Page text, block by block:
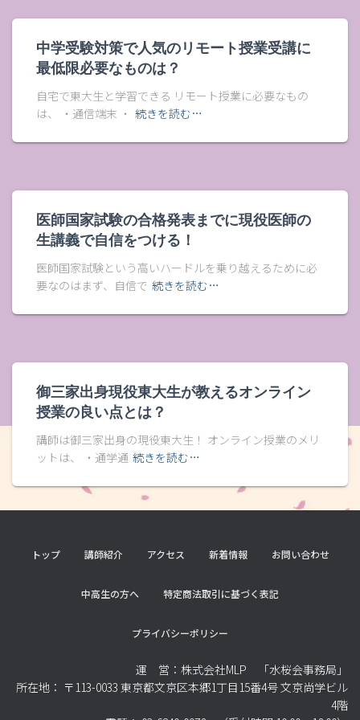
中学受験対策で人気のリモート授業受講に
最低限必要なものは？
自宅で東大生と学習できる リモート授業に必要なもの
は、 ・通信端末 ・ 続きを読む…
医師国家試験の合格発表までに現役医師の
生講義で自信をつける！
医師国家試験という高いハードルを乗り越えるために必
要なのはまず、自信で 続きを読む…
御三家出身現役東大生が教えるオンライン
授業の良い点とは？
講師は御三家出身の現役東大生！ オンライン授業のメリ
ットは、 ・通学通 続きを読む…
トップ 講師紹介 アクセス 新着情報 お問い合わせ
中高生の方へ 特定商法取引に基づく表記
プライバシーポリシー
運 営：株式会社MLP 「水桜会事務局」
所在地： 〒113-0033 東京都文京区本郷1丁目15番4号 文京尚学ビル
4階